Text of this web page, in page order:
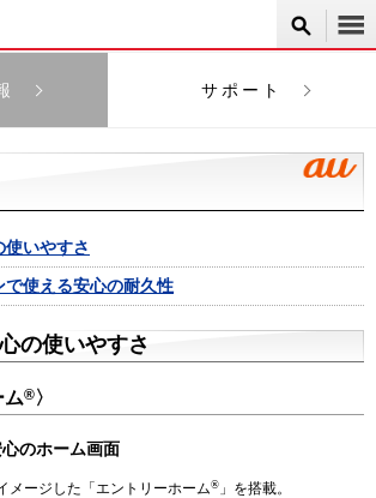
サポート
使いやすさ
で使える安心の耐久性
の使いやすさ
ム®〉
のホーム画面
メージした「エントリーホーム® 」を搭載。